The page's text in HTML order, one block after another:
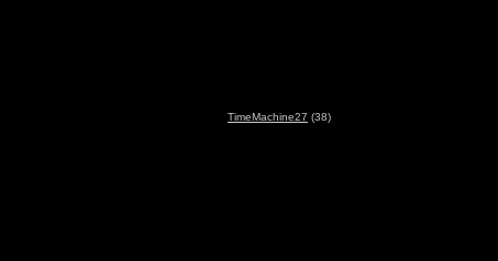
TimeMachine27 (38)